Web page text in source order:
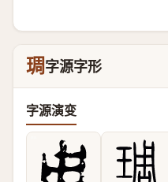
琱字源字形
字源演变